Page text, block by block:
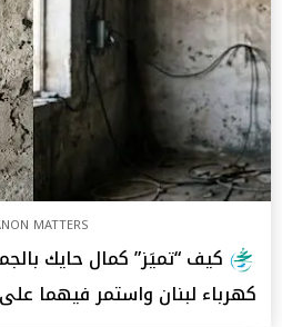
MATTERS
كيف “تميَز” كمال حايك
كهرباء لبنان واستمر فيهما على مدى 24